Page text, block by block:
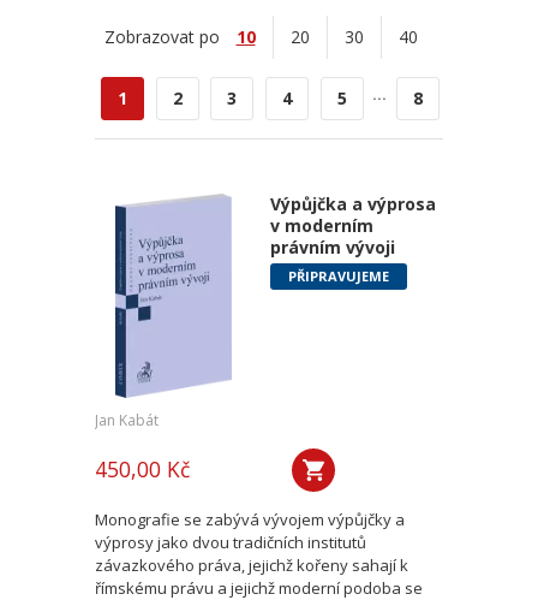
Zobrazovat po 10 20 30 40
1 2 3 4 5 ... 8
Výpůjčka a výprosa
v moderním
právním vývoji
PŘIPRAVUJEME
Jan Kabát
450,00 Kč
Monografie se zabývá vývojem výpůjčky a
výprosy jako dvou tradičních institutů
závazkového práva, jejichž kořeny sahají k
římskému právu a jejichž moderní podoba se